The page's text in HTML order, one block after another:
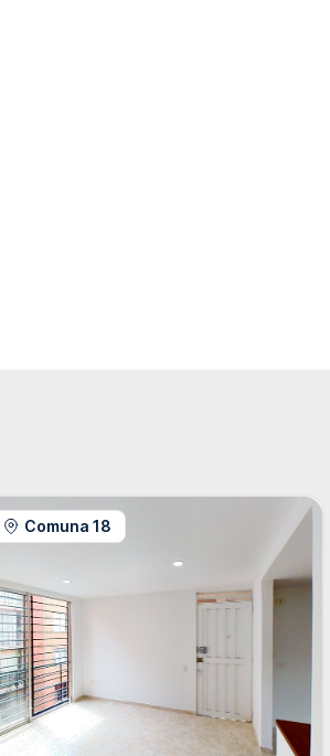
Comuna 18